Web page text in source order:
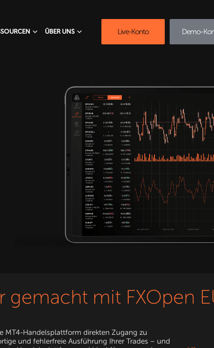
ÜBER UNS Live-Konto Demo-
gemacht mit FXOpen
MT4-Handelsplattform direkten Zugang zu
und fehlerfreie Ausführung Ihrer Trades – und